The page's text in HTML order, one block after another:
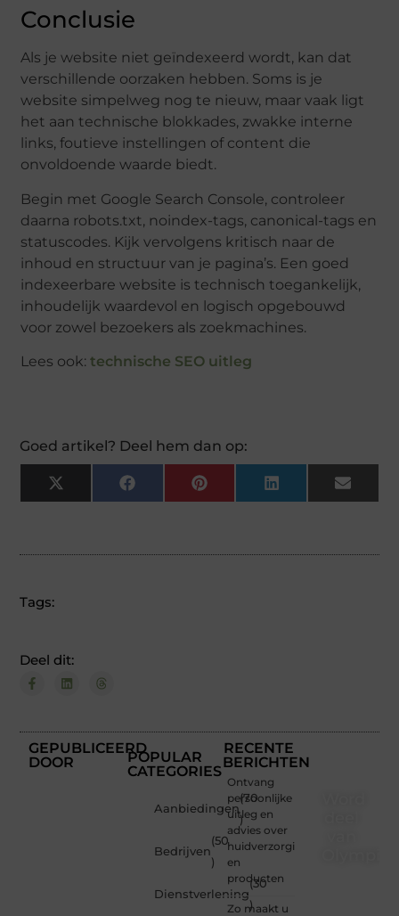
Conclusie
Als je website niet geïndexeerd wordt, kan dat
verschillende oorzaken hebben. Soms is je
website simpelweg nog te nieuw, maar vaak ligt
het aan technische blokkades, zwakke interne
links, foutieve instellingen of content die
onvoldoende waarde biedt.
Begin met Google Search Console, controleer
daarna robots.txt, noindex-tags, canonical-tags en
statuscodes. Kijk vervolgens kritisch naar de
inhoud en structuur van je pagina’s. Een goed
indexeerbare website is technisch toegankelijk,
inhoudelijk waardevol en logisch opgebouwd
voor zowel bezoekers als zoekmachines.
Lees ook:technische SEO uitleg
Goed artikel? Deel hem dan op:
X
(Twitter)
Facebook Pinterest LinkedIn Email
Tags:
Deel dit:
GEPUBLICEERD
DOOR
POPULAR
CATEGORIES
Aanbiedingen
(70
)
Bedrijven
(50
)
Dienstverlening
(30
)
RECENTE
BERICHTEN
Ontvang
persoonlijke
uitleg en
advies over
huidverzorging
en
producten
Zo maakt u